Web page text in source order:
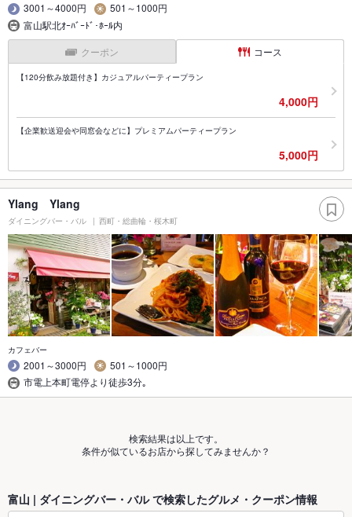
3001～4000円
501～1000円
富山駅北ｵｰﾊﾞｰﾄﾞ･ﾎｰﾙ内
クーポン コース
【120分飲み放題付き】カジュアルパーティープラン
4,000円
【企業歓送迎会や同窓会などに】プレミアムパーティープラン
5,000円
Ylang Ylang
ダイニングバー・バル 西町・総曲輪・桜木町
カフェバー
2001～3000円
501～1000円
市電上本町電停より徒歩3分｡
検索結果は以上です。
条件が似ているお店から探してみませんか？
富山 | ダイニングバー・バル で検索したグルメ・クーポン情報